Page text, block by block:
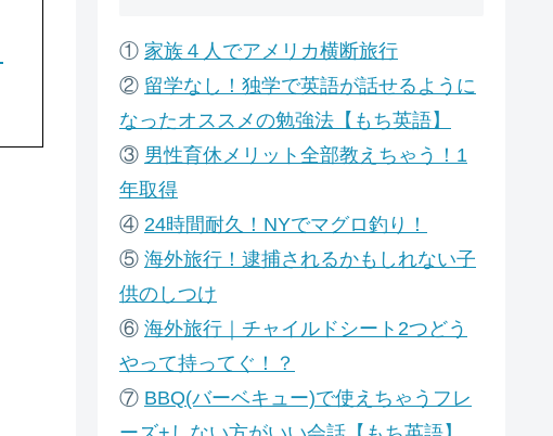
① 家族４人でアメリカ横断旅行
② 留学なし！独学で英語が話せるように
なったオススメの勉強法【もち英語】
③ 男性育休メリット全部教えちゃう！1
年取得
④ 24時間耐久！NYでマグロ釣り！
⑤ 海外旅行！逮捕されるかもしれない子
供のしつけ
⑥ 海外旅行｜チャイルドシート2つどう
やって持ってぐ！？
⑦ BBQ(バーベキュー)で使えちゃうフレ